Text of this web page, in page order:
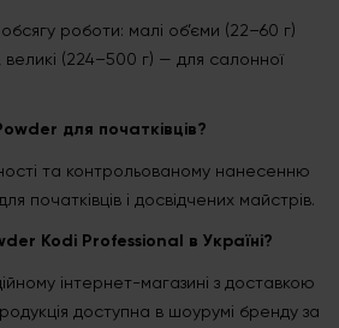
роботи: малі об’єми (22–60 г)
(224–500 г) — для салонної
для початківців?
та контрольованому нанесенню
початківців і досвідчених майстрів.
Kodi Professional в Україні?
інтернет-магазині з доставкою
доступна в шоурумі бренду за